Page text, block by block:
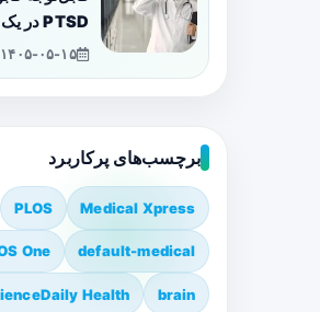
PTSD در یک مطالعه جدید
۱۴۰۵-۰۵-۱۵
برچسب‌های پرکاربرد
Medical Xpress
PLOS
default-medical
One
brain
Health